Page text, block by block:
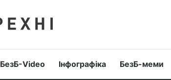
БезБ-Video Інфографіка БезБ-меми